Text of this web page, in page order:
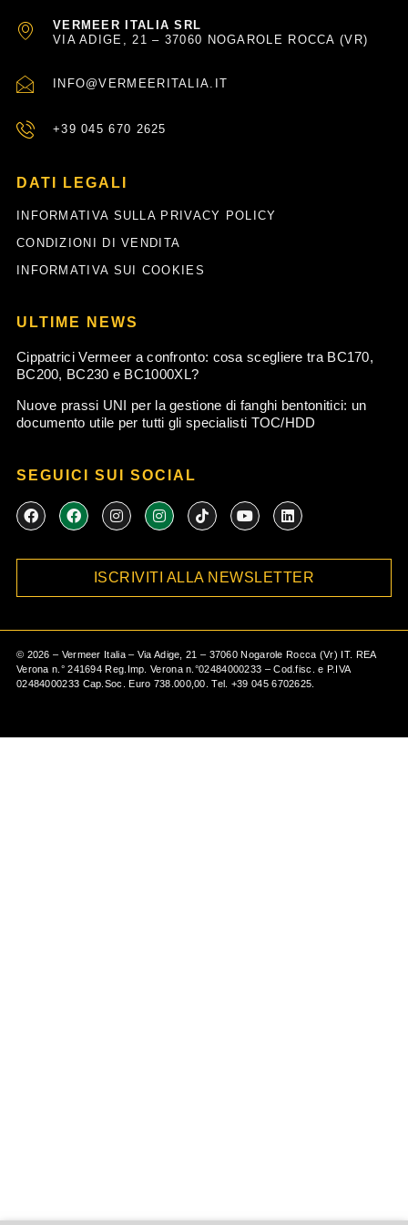
VERMEER ITALIA SRL
VIA ADIGE, 21 – 37060 NOGAROLE ROCCA (VR)
INFO@VERMEERITALIA.IT
+39 045 670 2625
DATI LEGALI
INFORMATIVA SULLA PRIVACY POLICY
CONDIZIONI DI VENDITA
INFORMATIVA SUI COOKIES
ULTIME NEWS
Cippatrici Vermeer a confronto: cosa scegliere tra BC170,
BC200, BC230 e BC1000XL?
Nuove prassi UNI per la gestione di fanghi bentonitici: un
documento utile per tutti gli specialisti TOC/HDD
SEGUICI SUI SOCIAL
F
a
c
b
o
F
a
c
b
o
I
n
s
a
g
r
I
n
s
a
g
r
T
i
k
o
k
Y
o
u
u
b
e
L
i
n
e
d
i
ISCRIVITI ALLA NEWSLETTER
© 2026 – Vermeer Italia – Via Adige, 21 – 37060 Nogarole Rocca (Vr) IT. REA
Verona n.° 241694 Reg.Imp. Verona n.°02484000233 – Cod.fisc. e P.IVA
02484000233 Cap.Soc. Euro 738.000,00. Tel. +39 045 6702625